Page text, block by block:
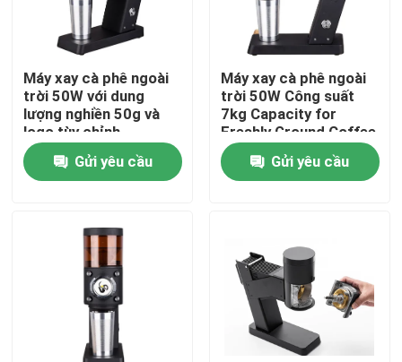
Nhà
Hướng dẫn VR
Về chúng tôi
Máy xay cà phê ngoài
trời 50W với dung
lượng nghiền 50g và
logo tùy chỉnh
Gửi yêu cầu
Máy xay cà phê ngoài
trời 50W Công suất
7kg Capacity for
Freshly Ground Coffee
Lovers
Gửi yêu cầu